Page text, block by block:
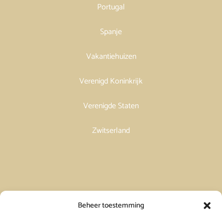
Beheer toestemming
Portugal
Spanje
Vakantiehuizen
Verenigd Koninkrijk
Verenigde Staten
Zwitserland